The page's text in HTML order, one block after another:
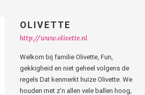
OLIVETTE
http://www.olivette.nl
Welkom bij familie Olivette, Fun,
gekkigheid en niet geheel volgens de
regels Dat kenmerkt huize Olivette. We
houden met z’n allen vele ballen hoog,